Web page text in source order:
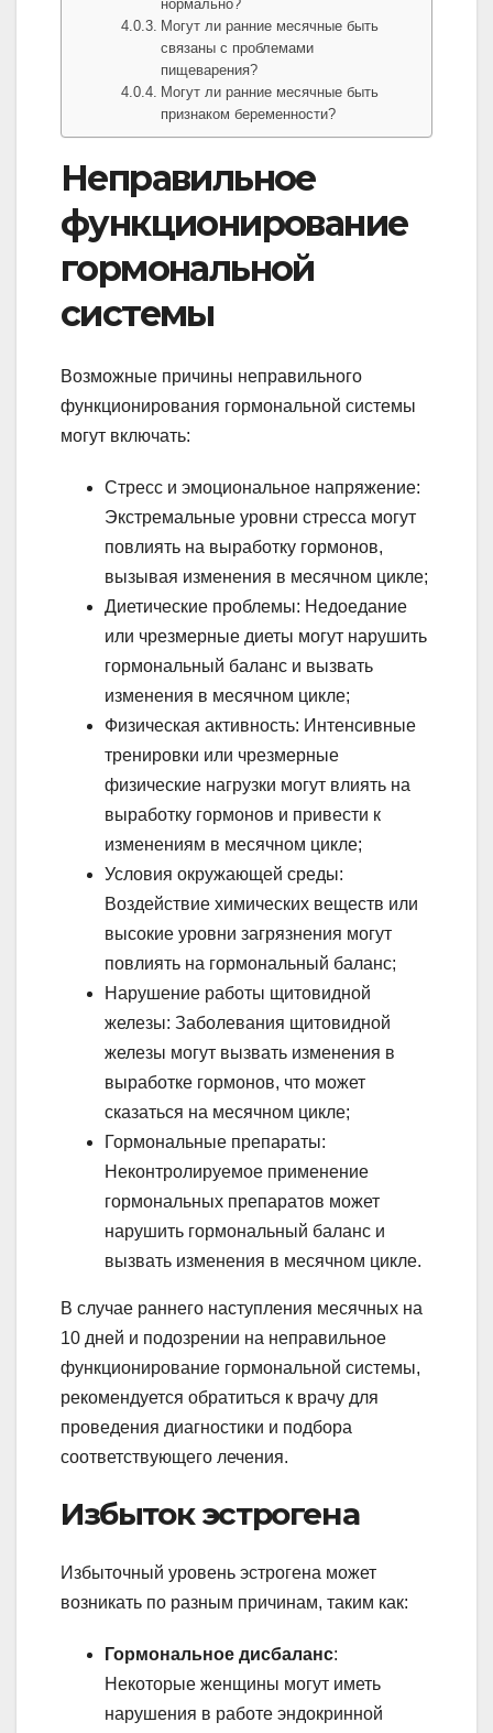
нормально?
Могут ли ранние месячные быть
связаны с проблемами
пищеварения?
Могут ли ранние месячные быть
признаком беременности?
Неправильное
функционирование
гормональной
системы
Возможные причины неправильного
функционирования гормональной системы
могут включать:
Стресс и эмоциональное напряжение:
Экстремальные уровни стресса могут
повлиять на выработку гормонов,
вызывая изменения в месячном цикле;
Диетические проблемы: Недоедание
или чрезмерные диеты могут нарушить
гормональный баланс и вызвать
изменения в месячном цикле;
Физическая активность: Интенсивные
тренировки или чрезмерные
физические нагрузки могут влиять на
выработку гормонов и привести к
изменениям в месячном цикле;
Условия окружающей среды:
Воздействие химических веществ или
высокие уровни загрязнения могут
повлиять на гормональный баланс;
Нарушение работы щитовидной
железы: Заболевания щитовидной
железы могут вызвать изменения в
выработке гормонов, что может
сказаться на месячном цикле;
Гормональные препараты:
Неконтролируемое применение
гормональных препаратов может
нарушить гормональный баланс и
вызвать изменения в месячном цикле.
В случае раннего наступления месячных на
10 дней и подозрении на неправильное
функционирование гормональной системы,
рекомендуется обратиться к врачу для
проведения диагностики и подбора
соответствующего лечения.
Избыток эстрогена
Избыточный уровень эстрогена может
возникать по разным причинам, таким как:
Гормональное дисбаланс:
Некоторые женщины могут иметь
нарушения в работе эндокринной